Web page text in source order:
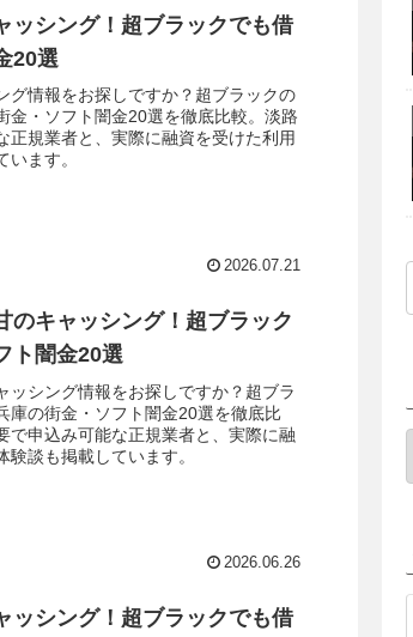
ッシング！超ブラックでも借
20選
グ情報をお探しですか？超ブラックの
金・ソフト闇金20選を徹底比較。淡路
正規業者と、実際に融資を受けた利用
ます。
2026.07.21
のキャッシング！超ブラック
ト闇金20選
ッシング情報をお探しですか？超ブラ
庫の街金・ソフト闇金20選を徹底比
で申込み可能な正規業者と、実際に融
談も掲載しています。
2026.06.26
ッシング！超ブラックでも借